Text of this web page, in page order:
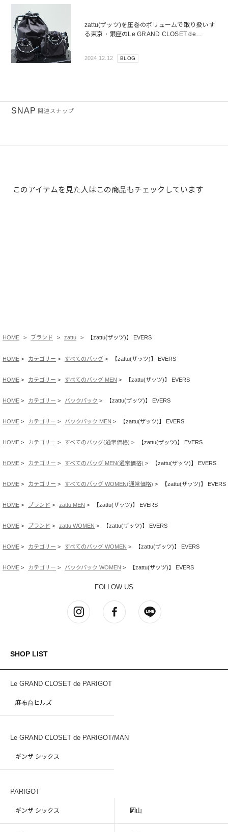
zattu(ザッツ)を圧巻のボリュームで取り扱いす
る東京・銀座のLe GRAND CLOSET de
2024.12.12 BLOG
SNAP 関連スナップ
このアイテムを見た人はこの商品もチェックしています
HOME ブランド zattu 【zattu(ザッツ)】 EVERS
HOME カテゴリー すべてのバッグ 【zattu(ザッツ)】 EVERS
HOME カテゴリー すべてのバッグ MEN 【zattu(ザッツ)】 EVERS
HOME カテゴリー バックパック 【zattu(ザッツ)】 EVERS
HOME カテゴリー バックパック MEN 【zattu(ザッツ)】 EVERS
HOME カテゴリー すべてのバッグ(通常価格) 【zattu(ザッツ)】 EVERS
HOME カテゴリー すべてのバッグ MEN(通常価格) 【zattu(ザッツ)】 EVERS
HOME カテゴリー すべてのバッグ WOMEN(通常価格) 【zattu(ザッツ)】 EVERS
HOME ブランド zattu MEN 【zattu(ザッツ)】 EVERS
HOME ブランド zattu WOMEN 【zattu(ザッツ)】 EVERS
HOME カテゴリー すべてのバッグ WOMEN 【zattu(ザッツ)】 EVERS
HOME カテゴリー バックパック WOMEN 【zattu(ザッツ)】 EVERS
FOLLOW US
SHOP LIST
Le GRAND CLOSET de PARIGOT
麻布台ヒルズ
Le GRAND CLOSET de PARIGOT/MAN
ギンザ シックス
PARIGOT
ギンザ シックス 岡山